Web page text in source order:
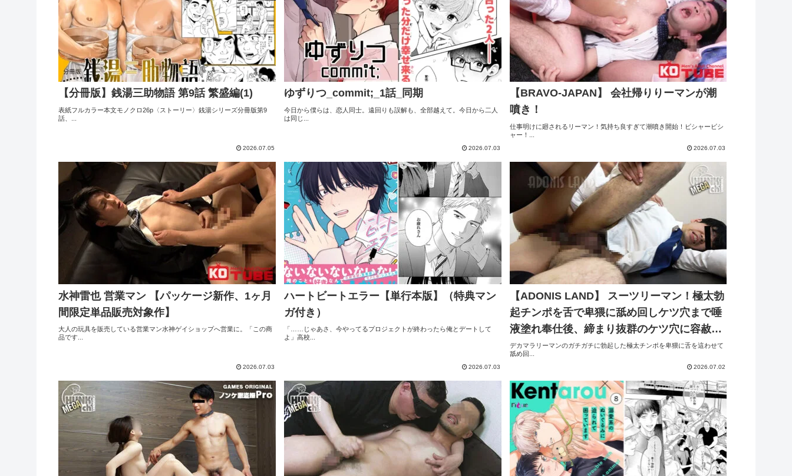
【分冊版】銭湯三助物語 第9話 繁盛編(1)
表紙フルカラー本文モノクロ26p〈ストーリー〉銭湯シリーズ分冊版第9
話、...
2026.07.05
ゆずりつ_commit;_1話_同期
今日から僕らは、恋人同士。遠回りも誤解も、全部越えて。今日から二人
は同じ...
2026.07.03
【BRAVO-JAPAN】 会社帰りりーマンが潮
噴き！
仕事明けに廻されるリーマン！気持ち良すぎて潮噴き開始！ビシャービシ
ャー！...
2026.07.03
水神雷也 営業マン 【パッケージ新作、1ヶ月
間限定単品販売対象作】
大人の玩具を販売している営業マン水神ゲイショップへ営業に。「この商
品です...
2026.07.03
ハートビートエラー【単行本版】（特典マン
ガ付き）
「……じゃあさ、今やってるプロジェクトが終わったら俺とデートして
よ」高校...
2026.07.03
【ADONIS LAND】 スーツリーマン！極太勃
起チンポを舌で卑猥に舐め回しケツ穴まで唾
液塗れ奉仕後、締まり抜群のケツ穴に容赦な
く抉られ喘ぐ！
デカマラリーマンのガチガチに勃起した極太チンポを卑猥に舌を這わせて
舐め回...
2026.07.02